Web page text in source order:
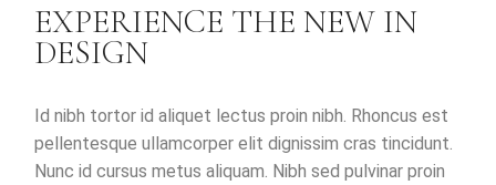
EXPERIENCE THE NEW IN
DESIGN
Id nibh tortor id aliquet lectus proin nibh. Rhoncus est
pellentesque ullamcorper elit dignissim cras tincidunt.
Nunc id cursus metus aliquam. Nibh sed pulvinar proin